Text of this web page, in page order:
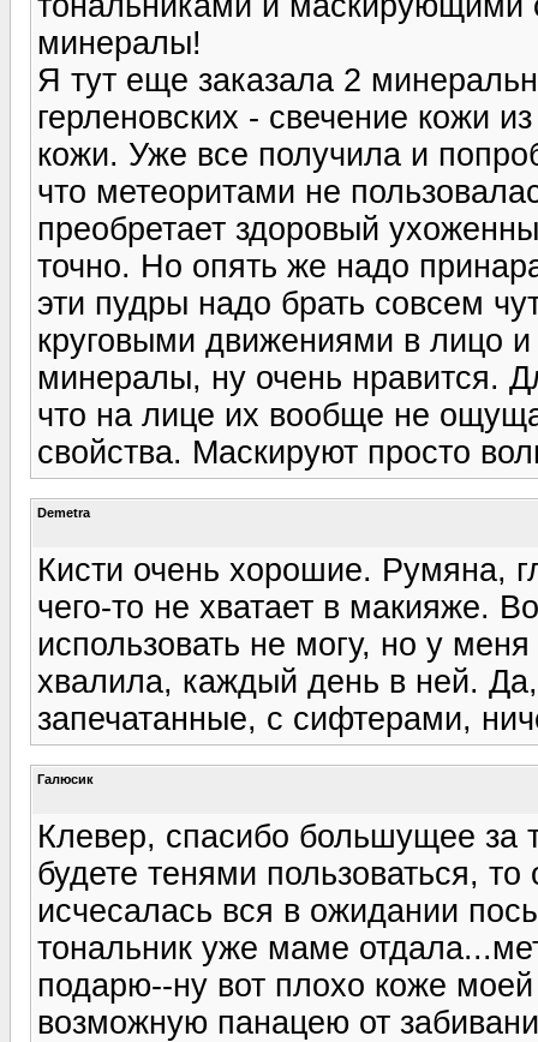
минералы!
Я тут еще заказала 2
герленовских - свечение кожи
кожи. Уже все получила и
что метеоритами не
преобретает здоровый
точно. Но опять же надо
эти пудры надо брать совсем
круговыми движениями в лицо
минералы, ну очень нравится.
что на лице их вообще не
свойства. Маскируют просто
Demetra
Кисти очень хорошие. Румяна,
чего-то не хватает в макияже.
использовать не могу, но у
хвалила, каждый день в ней.
запечатанные, с сифтерами,
Галюсик
Клевер, спасибо большущее за
будете тенями пользоваться,
исчесалась вся в ожидании
тональник уже маме
подарю--ну вот плохо коже
возможную панацею от